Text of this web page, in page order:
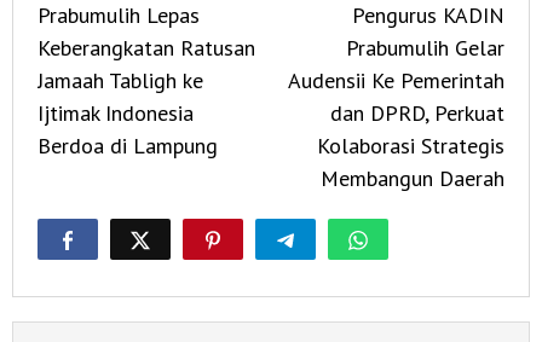
Prabumulih Lepas
Keberangkatan Ratusan
Jamaah Tabligh ke
Ijtimak Indonesia
Berdoa di Lampung
Pengurus KADIN
Prabumulih Gelar
Audensii Ke Pemerintah
dan DPRD, Perkuat
Kolaborasi Strategis
Membangun Daerah